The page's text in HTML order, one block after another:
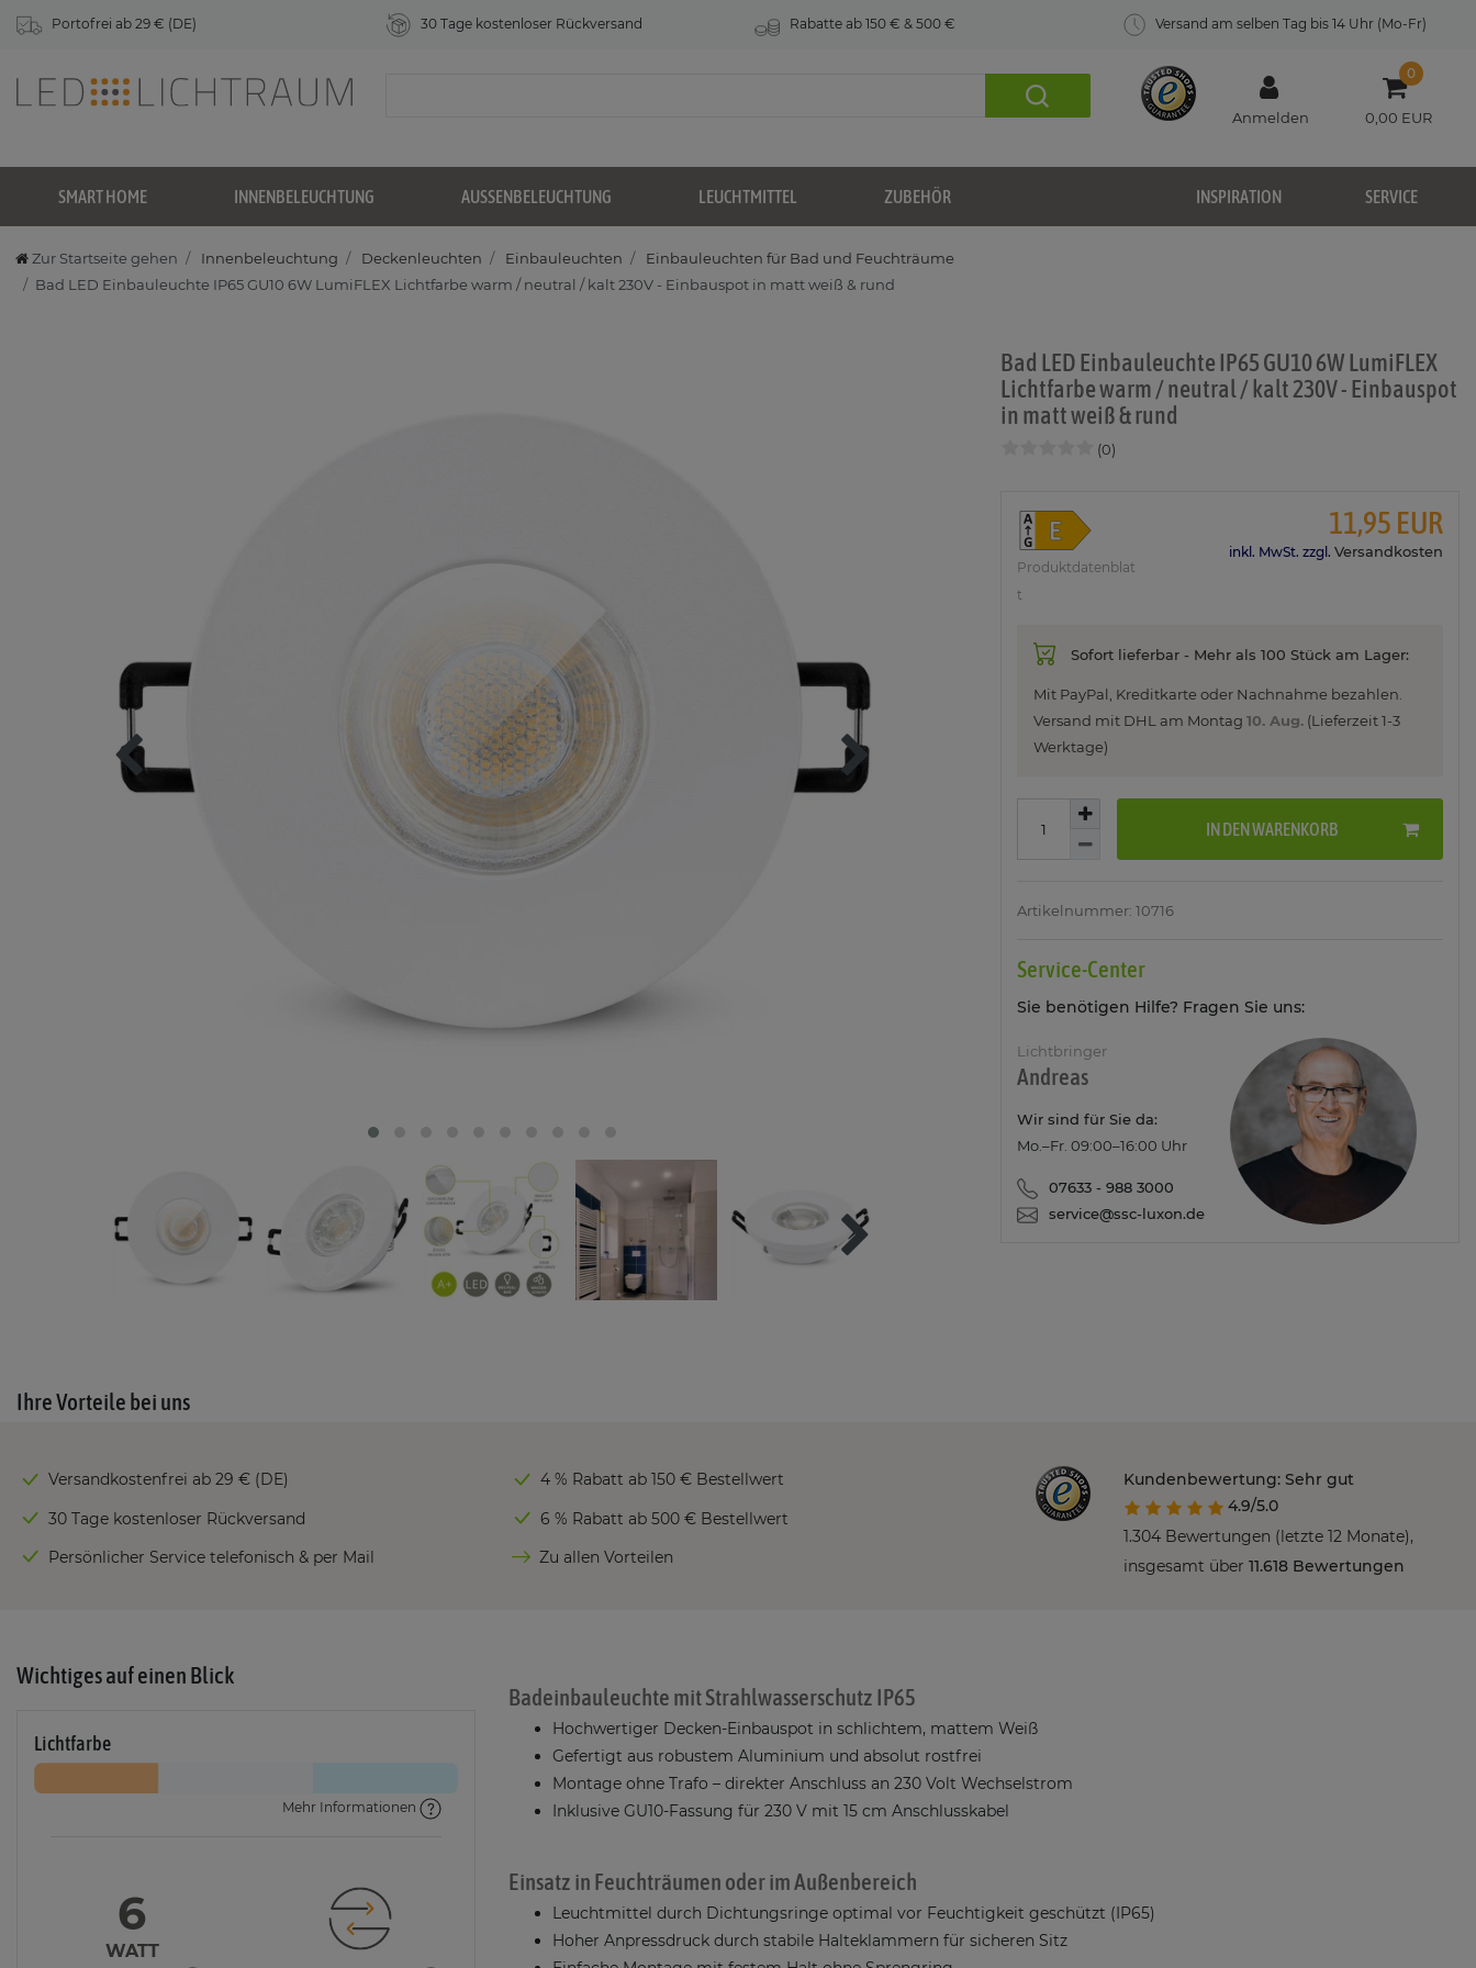
Portofrei ab 29 € (DE) 30 Tage kostenloser Rückversand Rabatte ab 150 € & 500 € Versand am selben Tag bis 14 Uhr (Mo-Fr)
Anmelden
0
0,00 EUR
SMART HOME INNENBELEUCHTUNG AUSSENBELEUCHTUNG LEUCHTMITTEL ZUBEHÖR SERVICE
INSPIRATION
Zur Startseite gehen Innenbeleuchtung Deckenleuchten Einbauleuchten
Einbauleuchten für Bad und Feuchträume
Bad LED Einbauleuchte IP65 GU10 6W LumiFLEX Lichtfarbe warm / neutral / kalt 230V - Einbauspot in matt weiß & rund
Bad LED Einbauleuchte IP65 GU10 6W LumiFLEX
Lichtfarbe warm / neutral / kalt 230V - Einbauspot
in matt weiß & rund
(0)
Produktdatenblat
t
11,95 EUR
inkl. MwSt. zzgl. Versandkosten
Sofort lieferbar - Mehr als 100 Stück am Lager:
Mit PayPal, Kreditkarte oder Nachnahme bezahlen.
Versand mit DHL am Montag 10. Aug. (Lieferzeit 1-3
Werktage)
IN DEN WARENKORB
Artikelnummer: 10716
Service-Center
Sie benötigen Hilfe? Fragen Sie uns:
Lichtbringer
Andreas
Wir sind für Sie da:
Mo.–Fr. 09:00–16:00 Uhr
07633 - 988 3000
service@ssc-luxon.de
Ihre Vorteile bei uns
Versandkostenfrei ab 29 € (DE)
30 Tage kostenloser Rückversand
Persönlicher Service telefonisch & per Mail
4 % Rabatt ab 150 € Bestellwert
6 % Rabatt ab 500 € Bestellwert
Zu allen Vorteilen
Kundenbewertung: Sehr gut
4.9/5.0
1.304 Bewertungen (letzte 12 Monate),
insgesamt über 11.618 Bewertungen
Wichtiges auf einen Blick
Lichtfarbe
Mehr Informationen
6
WATT
Badeinbauleuchte mit Strahlwasserschutz IP65
Hochwertiger Decken-Einbauspot in schlichtem, mattem Weiß
Gefertigt aus robustem Aluminium und absolut rostfrei
Montage ohne Trafo – direkter Anschluss an 230 Volt Wechselstrom
Inklusive GU10-Fassung für 230 V mit 15 cm Anschlusskabel
Einsatz in Feuchträumen oder im Außenbereich
Leuchtmittel durch Dichtungsringe optimal vor Feuchtigkeit geschützt (IP65)
Hoher Anpressdruck durch stabile Halteklammern für sicheren Sitz